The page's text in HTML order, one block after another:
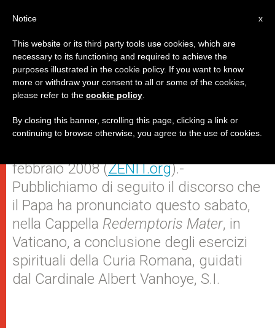
Discorso del Papa a conclusione
degli esercizi spirituali
febbraio 2008 (ZENIT.org).-
Pubblichiamo di seguito il discorso che
il Papa ha pronunciato questo sabato,
nella Cappella Redemptoris Mater, in
Vaticano, a conclusione degli esercizi
spirituali della Curia Romana, guidati
dal Cardinale Albert Vanhoye, S.I.
x
Notice
This website or its third party tools use cookies, which are
necessary to its functioning and required to achieve the
purposes illustrated in the cookie policy. If you want to know
more or withdraw your consent to all or some of the cookies,
please refer to the cookie policy
By closing this banner, scrolling this page, clicking a link or
continuing to browse otherwise, you agree to the use of cookies.